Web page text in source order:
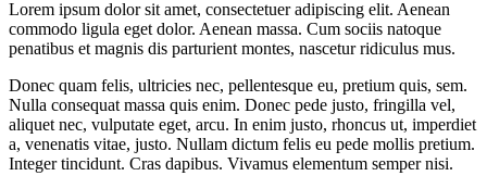
Lorem ipsum dolor sit amet, consectetuer adipiscing elit. Aenean
commodo ligula eget dolor. Aenean massa. Cum sociis natoque
penatibus et magnis dis parturient montes, nascetur ridiculus mus.
Donec quam felis, ultricies nec, pellentesque eu, pretium quis, sem.
Nulla consequat massa quis enim. Donec pede justo, fringilla vel,
aliquet nec, vulputate eget, arcu. In enim justo, rhoncus ut, imperdiet
a, venenatis vitae, justo. Nullam dictum felis eu pede mollis pretium.
Integer tincidunt. Cras dapibus. Vivamus elementum semper nisi.